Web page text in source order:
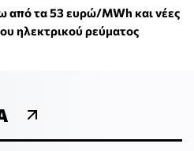
από τα 53 ευρώ/MWh και νέες
ηλεκτρικού ρεύματος